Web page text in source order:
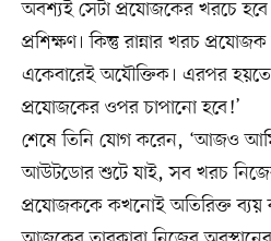
অবশ্যই সেটা প্রযোজকের খরচে
প্রশিক্ষণ। কিন্তু রান্নার খরচ
একেবারেই অযৌক্তিক। এরপর
প্রযোজকের ওপর চাপানো হবে!’
শেষে তিনি যোগ করেন, ‘আজও
আউটডোর শুটে যাই, সব খরচ
প্রযোজককে কখনোই অতিরিক্ত ব্যয়